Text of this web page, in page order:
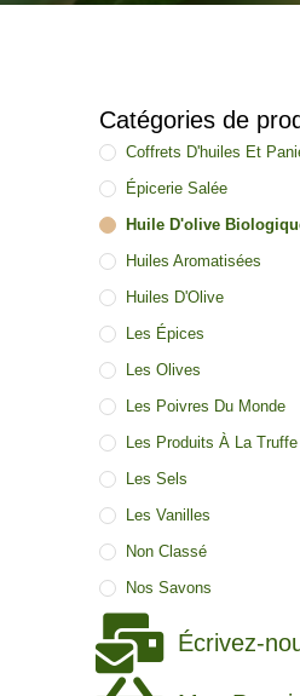
Catégories de
Coffrets D'huiles Et
Épicerie Salée
Huile D'olive
Huiles Aromatisées
Huiles D'Olive
Les Épices
Les Olives
Les Poivres Du Monde
Les Produits À La Truffe
Les Sels
Les Vanilles
Non Classé
Nos Savons
Écrivez-